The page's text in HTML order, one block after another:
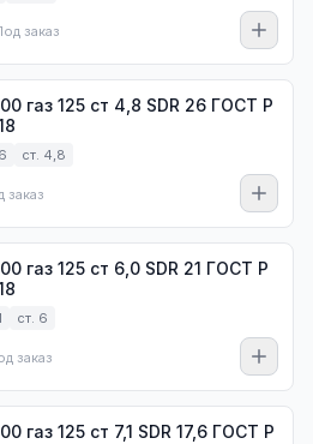
заказ
газ 125 ст 4,8 SDR 26 ГОСТ Р
ст. 4,8
заказ
газ 125 ст 6,0 SDR 21 ГОСТ Р
ст. 6
заказ
газ 125 ст 7,1 SDR 17,6 ГОСТ Р